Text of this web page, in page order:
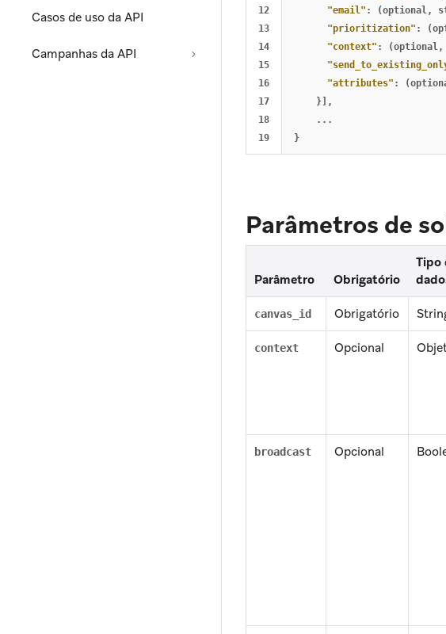
Casos de uso da API
Campanhas da API
12
13
14
15
16
17
18
"email" : (optional,
"prioritization" :
"context" : (optional,
"attributes" :
}],
...
}
Parâmetros de
Parâmetro Obrigatório
Tipo
canvas_id Obrigatório
context Opcional
broadcast Opcional